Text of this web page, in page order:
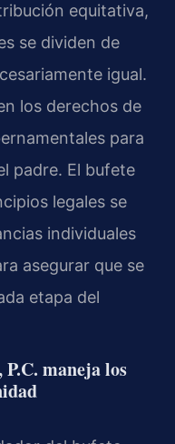
equitativa,
se dividen de
igual.
los derechos de
para
padre. El bufete
legales se
individuales
asegurar que se
etapa del
maneja los